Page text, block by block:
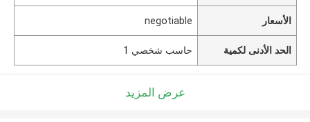
الأسعار negotiable
الحد الأدنى لكمية حاسب شخصي 1
عرض المزيد